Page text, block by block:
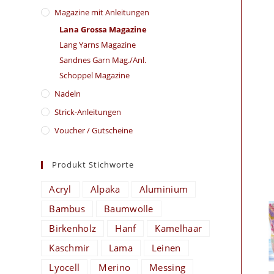
Magazine mit Anleitungen
Lana Grossa Magazine
Lang Yarns Magazine
Sandnes Garn Mag./Anl.
Schoppel Magazine
Nadeln
Strick-Anleitungen
Voucher / Gutscheine
Produkt Stichworte
Acryl Alpaka
Aluminium
Bambus
Baumwolle
Birkenholz
Hanf
Kamelhaar
Kaschmir
Lama
Leinen
Lyocell
Merino
Messing